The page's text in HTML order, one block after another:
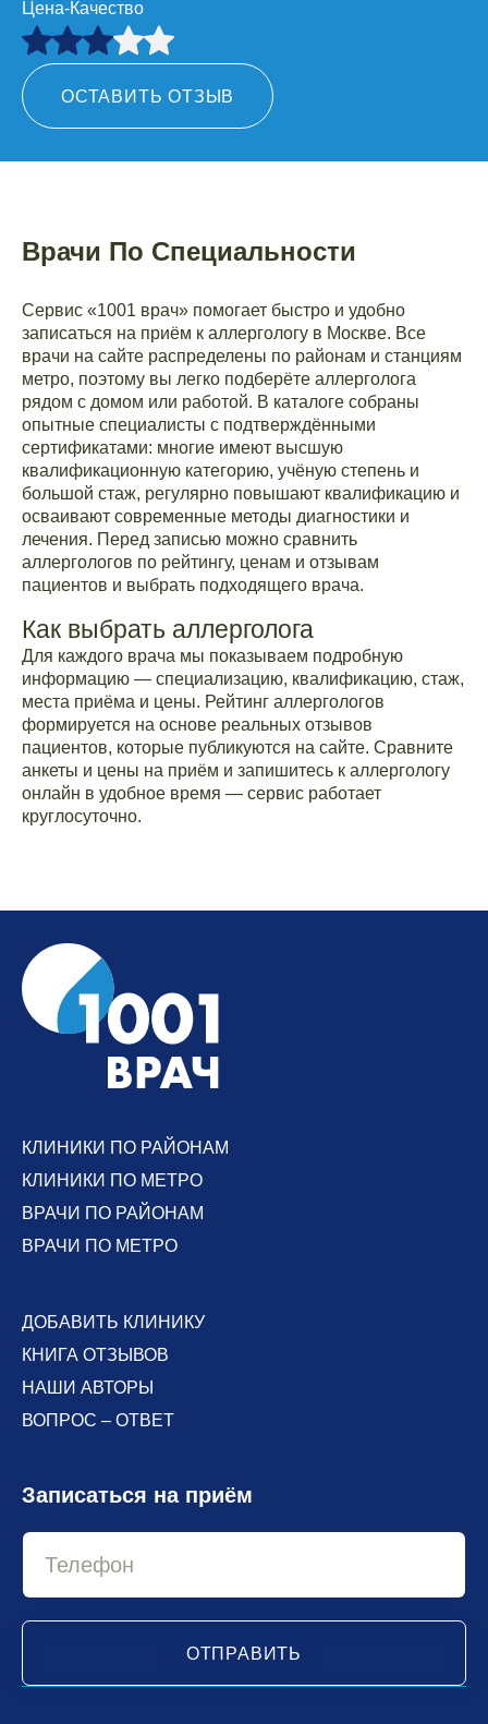
Цена-Качество
ОСТАВИТЬ ОТЗЫВ
Врачи По Специальности
Сервис «1001 врач» помогает быстро и удобно
записаться на приём к аллергологу в Москве. Все
врачи на сайте распределены по районам и станциям
метро, поэтому вы легко подберёте аллерголога
рядом с домом или работой. В каталоге собраны
опытные специалисты с подтверждёнными
сертификатами: многие имеют высшую
квалификационную категорию, учёную степень и
большой стаж, регулярно повышают квалификацию и
осваивают современные методы диагностики и
лечения. Перед записью можно сравнить
аллергологов по рейтингу, ценам и отзывам
пациентов и выбрать подходящего врача.
Как выбрать аллерголога
Для каждого врача мы показываем подробную
информацию — специализацию, квалификацию, стаж,
места приёма и цены. Рейтинг аллергологов
формируется на основе реальных отзывов
пациентов, которые публикуются на сайте. Сравните
анкеты и цены на приём и запишитесь к аллергологу
онлайн в удобное время — сервис работает
круглосуточно.
КЛИНИКИ ПО РАЙОНАМ
КЛИНИКИ ПО МЕТРО
ВРАЧИ ПО РАЙОНАМ
ВРАЧИ ПО МЕТРО
ДОБАВИТЬ КЛИНИКУ
КНИГА ОТЗЫВОВ
НАШИ АВТОРЫ
ВОПРОС – ОТВЕТ
Записаться на приём
ОТПРАВИТЬ